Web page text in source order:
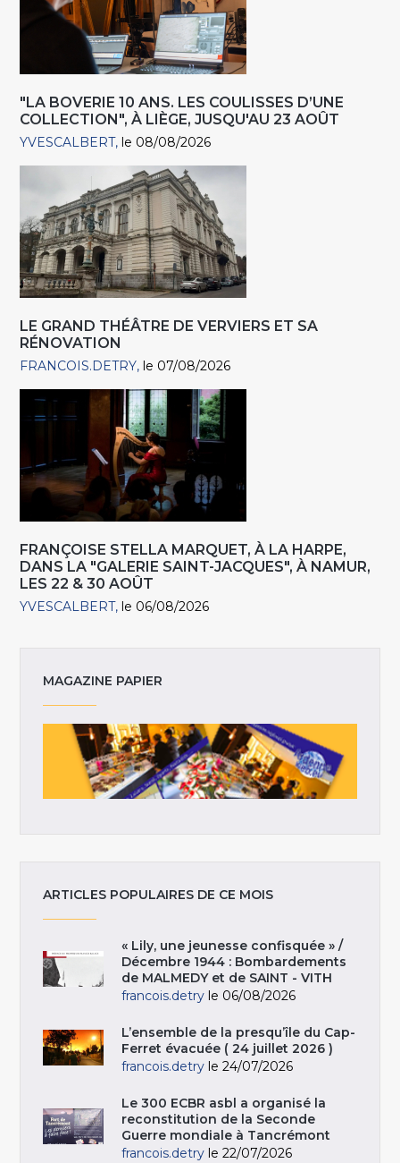
"LA BOVERIE 10 ANS. LES COULISSES D’UNE
COLLECTION", À LIÈGE, JUSQU'AU 23 AOÛT
YVESCALBERT le 08/08/2026
LE GRAND THÉÂTRE DE VERVIERS ET SA
RÉNOVATION
FRANCOIS.DETRY le 07/08/2026
FRANÇOISE STELLA MARQUET, À LA HARPE,
DANS LA "GALERIE SAINT-JACQUES", À NAMUR,
LES 22 & 30 AOÛT
YVESCALBERT le 06/08/2026
MAGAZINE PAPIER
ARTICLES POPULAIRES DE CE MOIS
« Lily, une jeunesse confisquée » /
Décembre 1944 : Bombardements
de MALMEDY et de SAINT - VITH
francois.detry le 06/08/2026
L’ensemble de la presqu’île du Cap-
Ferret évacuée ( 24 juillet 2026 )
francois.detry le 24/07/2026
Le 300 ECBR asbl a organisé la
reconstitution de la Seconde
Guerre mondiale à Tancrémont
francois.detry le 22/07/2026